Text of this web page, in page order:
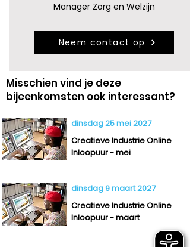
Manager Zorg en Welzijn
Neem contact op
Misschien vind je deze
bijeenkomsten ook interessant?
dinsdag 25 mei 2027
Creatieve Industrie Online
Inloopuur - mei
dinsdag 9 maart 2027
Creatieve Industrie Online
Inloopuur - maart